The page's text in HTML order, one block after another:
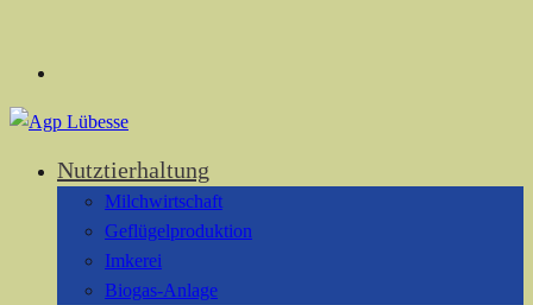
Nutztierhaltung
Milchwirtschaft
Geflügelproduktion
Imkerei
Biogas-Anlage